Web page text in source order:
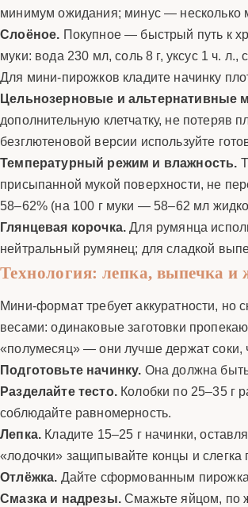
минимум ожидания; минус — несколько
Слоёное. Покупное — быстрый путь к
муки: вода 230 мл, соль 8 г, уксус 1 ч.
Для мини-пирожков кладите начинку
Цельнозерновые и альтернативные
дополнительную клетчатку, не
безглютеновой версии используйте
Температурный режим и влажность.
присыпанной мукой поверхности, не
58–62% (на 100 г муки — 58–62 мл
Глянцевая корочка.Для румянца
нейтральный румянец; для сладкой
Технология: лепка, выпечка и
Мини-формат требует аккуратности, но
весами: одинаковые заготовки
«полумесяц» — они лучше держат соки,
Подготовьте начинку. Она должна
Разделайте тесто.Колобки по 25–35 г
соблюдайте равномерность.
Лепка. Кладите 15–25 г начинки,
«лодочки» защипывайте концы и слегка
Отлёжка. Дайте сформованным
Смазка и надрезы.Смажьте яйцом, по